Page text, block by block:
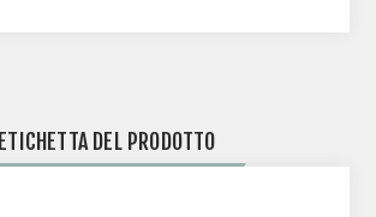
ETICHETTA DEL PRODOTTO